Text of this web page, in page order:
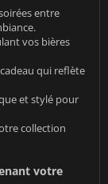
entre
vos bières
qui reflète
et stylé pour
collection
votre